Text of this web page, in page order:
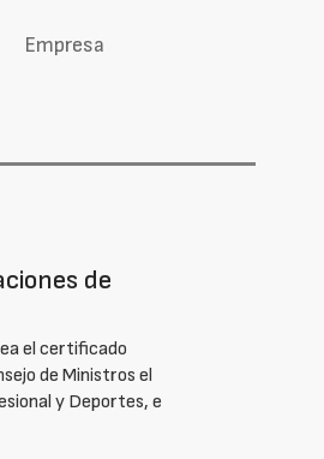
Empresa
de
el certificado
de Ministros el
y Deportes, e